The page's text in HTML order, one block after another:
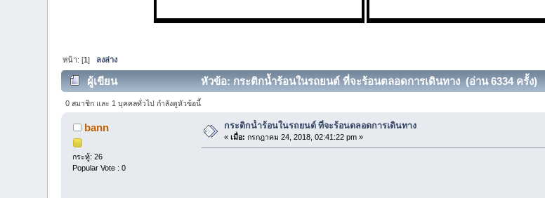
หน้า: [1] ลงล่าง
ผู้เขียน หัวข้อ: กระติกน้ำร้อนในรถยนต์ ที่จะร้อนตลอดการเดินทาง (อ่าน 6334 ครั้ง)
0 สมาชิก และ 1 บุคคลทั่วไป กำลังดูหัวข้อนี้
bann
กระทู้: 26
Popular Vote : 0
กระติกน้ำร้อนในรถยนต์ ที่จะร้อนตลอดการเดินทาง
«เมื่อ: กรกฎาคม 24, 2018, 02:41:22 pm »